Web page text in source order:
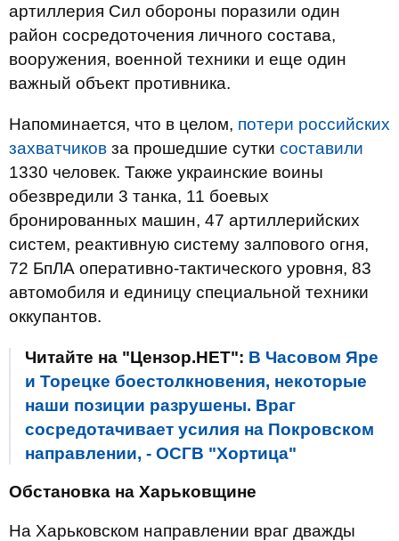
артиллерия Сил обороны поразили один
район сосредоточения личного состава,
вооружения, военной техники и еще один
важный объект противника.
Напоминается, что в целом, потери российских
захватчиков за прошедшие сутки составили
1330 человек. Также украинские воины
обезвредили 3 танка, 11 боевых
бронированных машин, 47 артиллерийских
систем, реактивную систему залпового огня,
72 БпЛА оперативно-тактического уровня, 83
автомобиля и единицу специальной техники
оккупантов.
Читайте на "Цензор.НЕТ": В Часовом Яре
и Торецке боестолкновения, некоторые
наши позиции разрушены. Враг
сосредотачивает усилия на Покровском
направлении, - ОСГВ "Хортица"
Обстановка на Харьковщине
На Харьковском направлении враг дважды